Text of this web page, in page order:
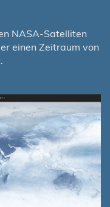
NASA-Satelliten
einen Zeitraum von